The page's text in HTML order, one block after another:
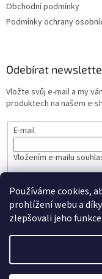
Používáme cookies,
prohlížení webu a
zlepšovali jeho
Obchodní podmínky
Podmínky ochrany
Odebírat
Vložte svůj e-mail a my
produktech na našem e-
E-mail
Vložením e-mailu
PŘIHLÁSIT SE